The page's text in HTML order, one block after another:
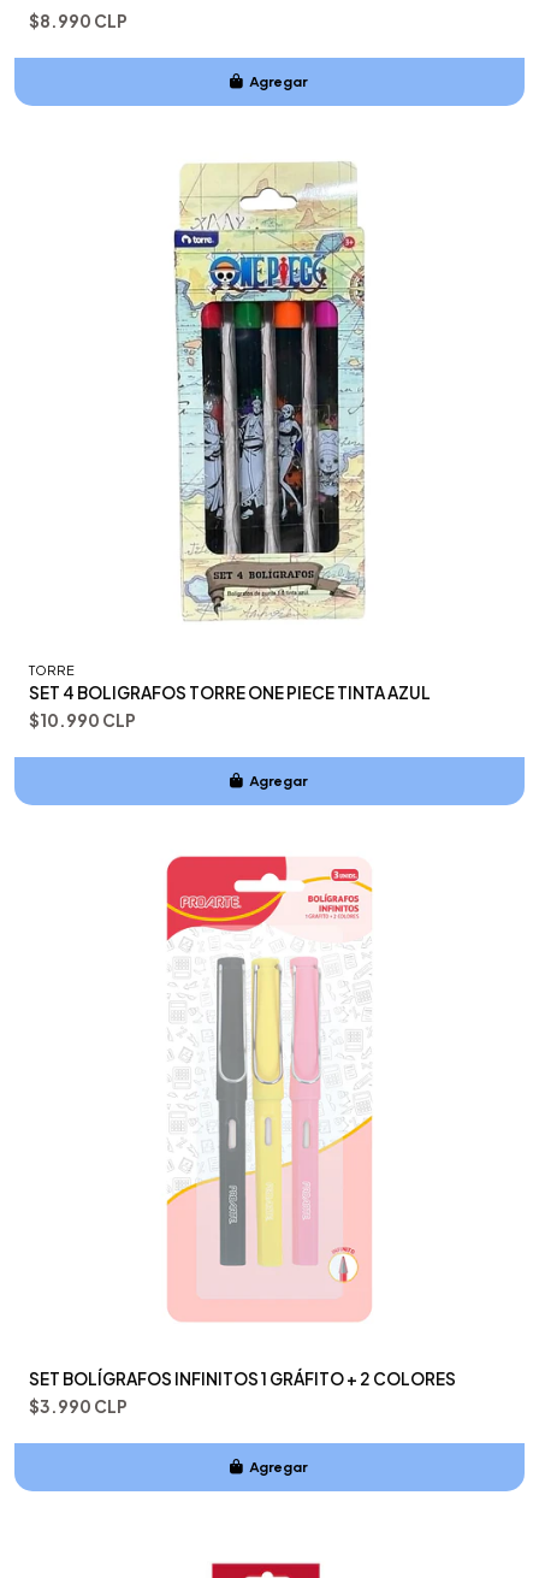
$8.990 CLP
Agregar
TORRE
SET 4 BOLIGRAFOS TORRE ONE PIECE TINTA AZUL
$10.990 CLP
Agregar
SET BOLÍGRAFOS INFINITOS 1 GRÁFITO + 2 COLORES
$3.990 CLP
Agregar